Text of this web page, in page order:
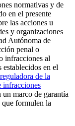
normativas y de
en el presente
las acciones u
y organizaciones
Autónoma de
penal o
infracciones al
en el
de la
infracciones
un marco de garantía
que formulen la